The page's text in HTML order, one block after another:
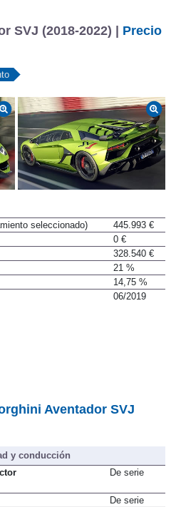
SVJ (2018-2022) | Precio
seleccionado)
445.993 €
0 €
328.540 €
21 %
14,75 %
06/2019
Aventador SVJ
y conducción
De serie
De serie